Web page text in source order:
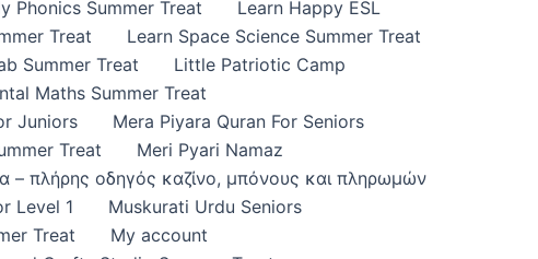
Phonics Summer Treat
Learn Happy ESL
Treat
Learn Space Science Summer Treat
Summer Treat
Little Patriotic Camp
Maths Summer Treat
Juniors
Mera Piyara Quran For Seniors
Treat
Meri Pyari Namaz
– πλήρης οδηγός καζίνο, μπόνους και πληρωμών
Level 1
Muskurati Urdu Seniors
Treat
My account